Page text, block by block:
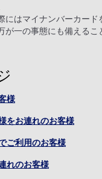
にはマイナンバーカード
が一の事態にも備えるこ
様
をお連れのお客様
ご利用のお客様
れのお客様